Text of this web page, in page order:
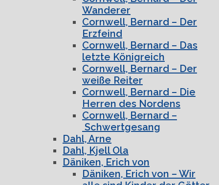
Wanderer
Cornwell, Bernard – Der
Erzfeind
Cornwell, Bernard – Das
letzte Königreich
Cornwell, Bernard – Der
weiße Reiter
Cornwell, Bernard – Die
Herren des Nordens
Cornwell, Bernard –
Schwertgesang
Dahl, Arne
Dahl, Kjell Ola
Däniken, Erich von
Däniken, Erich von – Wir